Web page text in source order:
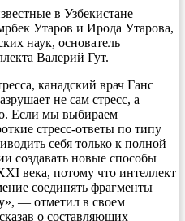
в Узбекистане
Утаров и Ирода Утарова,
наук, основатель
Валерий Гут.
канадский врач Ганс
не сам стресс, а
Если мы выбираем
стресс-ответы по типу
себя только к полной
создавать новые способы
века, потому что интеллект
соединять фрагменты
— отметил в своем
о составляющих